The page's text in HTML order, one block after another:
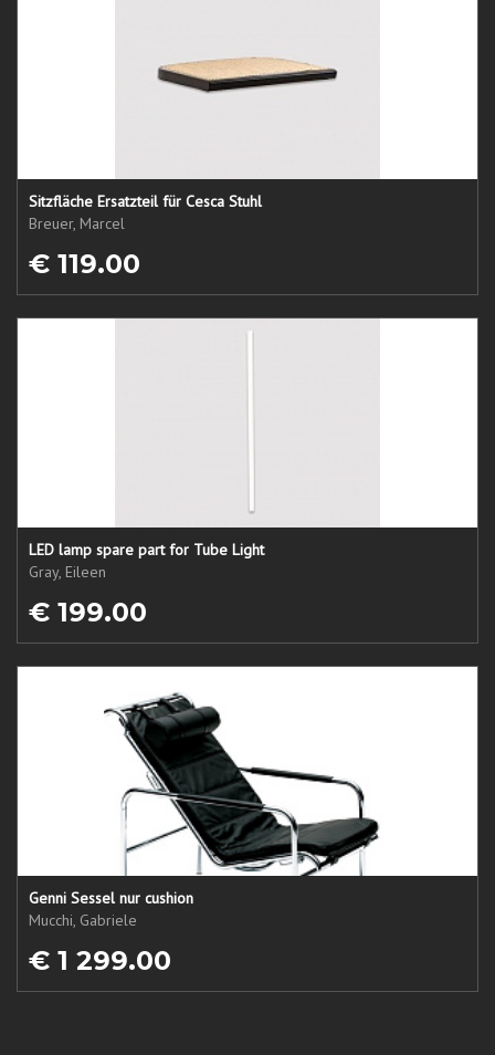
Sitzfläche Ersatzteil für Cesca Stuhl
Breuer, Marcel
€ 119.00
LED lamp spare part for Tube Light
Gray, Eileen
€ 199.00
Genni Sessel nur cushion
Mucchi, Gabriele
€ 1 299.00